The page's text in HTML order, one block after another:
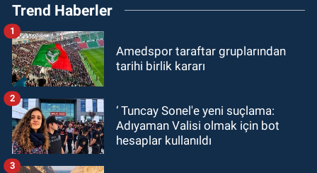
Trend Haberler
Amedspor taraftar gruplarından
tarihi birlik kararı
1
‘ Tuncay Sonel'e yeni suçlama:
Adıyaman Valisi olmak için bot
hesaplar kullanıldı
2
3